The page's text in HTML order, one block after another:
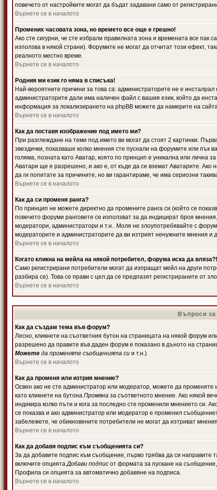
повечето от настройките могат да бъдат задавани само от
Върнете се в началото
Промених часовата зона, но времето все още е грешно!
Ако сте сигурни, че сте избрали правилната зона и времената все
използва в някой страни). Форумите не могат да отчитат този ефект,
реалното местно време.
Върнете се в началото
Родния ми език го няма в списъка!
Най-вероятните причини за това са: администраторите не е
администраторите дали има наличен файл с вашия език, който да
информация за локализирането на phpBB можете да намерите на
Върнете се в началото
Как да поставя изображение под името ми?
При разглеждане на теми под името ви могат да стоят 2 картинки.
звездички, показваше колко мнения сте пуснали на форумите или пък
голяма, позната като Аватар, която по принцип е уникална или лична
Аватари ще е разрешено, и ако е, от къде да се вземат Аватарите.
да ги попитате за причините, но ви гарантираме, че има сериозни
Върнете се в началото
Как да си променя ранга?
По принцип не можете директно да промените ранга си (който се
повечето форуми ранговете се използват за да индицират броя
модератори, администратори и т.н.. Моля не злоупотребявайте с
модераторите и администраторите да ви изтрият ненужните мнения и
Върнете се в началото
Когато кликна на мейла на някой потребител, форума иска да вляза?!
Само регистрирани потребители могат да изпращат мейл на други
разбира се). Това се прави с цел да се предпазят регистрираните от
Върнете се в началото
Въпроси
Как да създам тема във форум?
Лесно, кликнете на съответния бутон на страницата на някой форум
разрешено да правите във даден форум е показано в дъното на
Можете да променяте съобщенията си и т.н.)
Върнете се в началото
Как да променя или изтрия мнение?
Освен ако не сте администратор или модератор, можете да
като кликнете на бутона Промяна за съответното мнение. Ако някой
индикира колко пъти и кога за последно сте променили мнението си.
се показва и ако администратор или модератор е променил
забележете, че обикновените потребители не могат да изтриват
Върнете се в началото
Как да добавя подпис към съобщенията си?
За да добавите подпис към съобщение, първо трябва да си
включите опциятаДобави подпис от формата за пускане на
Профила си опцията за автоматично добавяне на подписа.
Върнете се в началото